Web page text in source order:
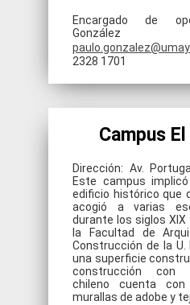
Encargado de
González
2328 1701
Campus
Dirección: Av.
Este campus
edificio histórico que
acogió a varias
durante los siglos XIX
la Facultad de
Construcción de la U.
una superficie
construcción con
chileno cuenta
murallas de adobe y